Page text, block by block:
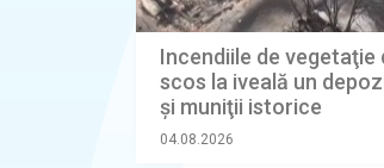
Incendiile de vegetaţie
scos la iveală un
şi muniţii istorice
04.08.2026